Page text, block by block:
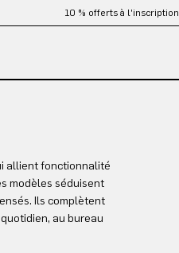
10 % offerts à l'inscription
allient fonctionnalité
modèles séduisent
Ils complètent
au bureau